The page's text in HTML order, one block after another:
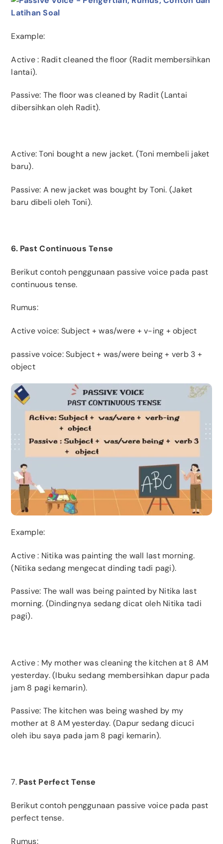
Example:
Active : Radit cleaned the floor (Radit membersihkan
lantai).
Passive: The floor was cleaned by Radit (Lantai
dibersihkan oleh Radit).
Active: Toni bought a new jacket. (Toni membeli jaket
baru).
Passive: A new jacket was bought by Toni. (Jaket
baru dibeli oleh Toni).
6. Past Continuous Tense
Berikut contoh penggunaan passive voice pada past
continuous tense.
Rumus:
Active voice: Subject + was/were + v-ing + object
passive voice: Subject + was/were being + verb 3 +
object
Example:
Active : Nitika was painting the wall last morning.
(Nitika sedang mengecat dinding tadi pagi).
Passive: The wall was being painted by Nitika last
morning. (Dindingnya sedang dicat oleh Nitika tadi
pagi).
Active : My mother was cleaning the kitchen at 8 AM
yesterday. (Ibuku sedang membersihkan dapur pada
jam 8 pagi kemarin).
Passive: The kitchen was being washed by my
mother at 8 AM yesterday. (Dapur sedang dicuci
oleh ibu saya pada jam 8 pagi kemarin).
7.Past Perfect Tense
Berikut contoh penggunaan passive voice pada past
perfect tense.
Rumus: